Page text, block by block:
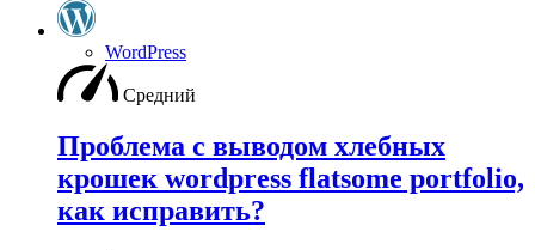
WordPress
Средний
Проблема с выводом хлебных
крошек wordpress flatsome portfolio,
как исправить?